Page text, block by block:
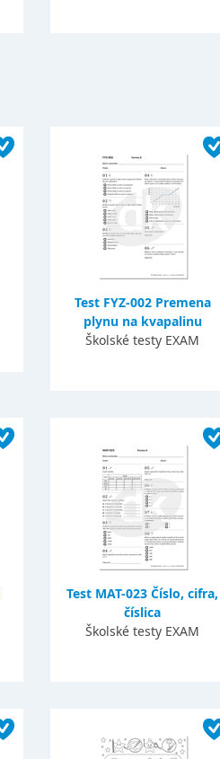
Test FYZ-002 Premena
plynu na kvapalinu
Školské testy EXAM
Test MAT-023 Číslo, cifra,
číslica
Školské testy EXAM